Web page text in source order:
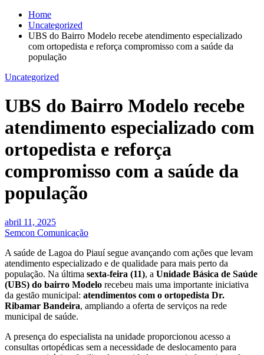
Home
Uncategorized
UBS do Bairro Modelo recebe atendimento especializado
com ortopedista e reforça compromisso com a saúde da
população
Uncategorized
UBS do Bairro Modelo recebe
atendimento especializado com
ortopedista e reforça
compromisso com a saúde da
população
abril 11, 2025
Semcon Comunicação
A saúde de Lagoa do Piauí segue avançando com ações que levam
atendimento especializado e de qualidade para mais perto da
população. Na última sexta-feira (11), a Unidade Básica de Saúde
(UBS) do bairro Modelo recebeu mais uma importante iniciativa
da gestão municipal: atendimentos com o ortopedista Dr.
Ribamar Bandeira, ampliando a oferta de serviços na rede
municipal de saúde.
A presença do especialista na unidade proporcionou acesso a
consultas ortopédicas sem a necessidade de deslocamento para